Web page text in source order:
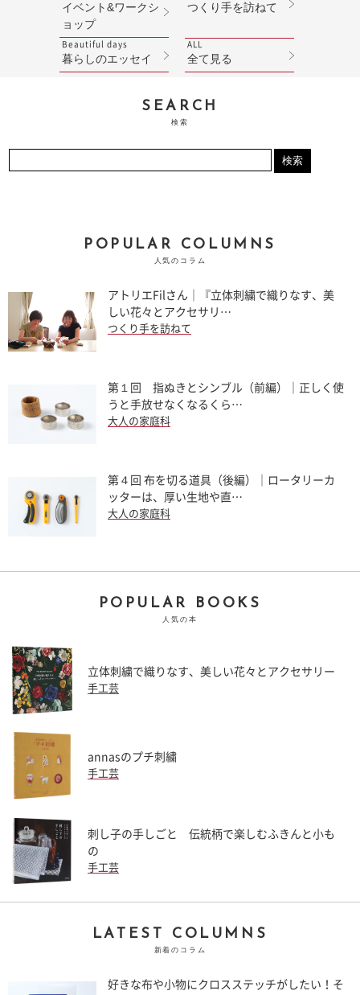
イベント&ワークシ
ョップ
つくり手を訪ねて
Beautiful days
暮らしのエッセイ
ALL
全て見る
SEARCH
検索
POPULAR COLUMNS
人気のコラム
アトリエFilさん｜『立体刺繍で織りなす、美
しい花々とアクセサリ…
つくり手を訪ねて
第１回 指ぬきとシンブル（前編）｜正しく使
うと手放せなくなるくら…
大人の家庭科
第４回 布を切る道具（後編）｜ロータリーカ
ッターは、厚い生地や直…
大人の家庭科
POPULAR BOOKS
人気の本
立体刺繍で織りなす、美しい花々とアクセサリー
手工芸
annasのプチ刺繍
手工芸
刺し子の手しごと 伝統柄で楽しむふきんと小も
の
手工芸
LATEST COLUMNS
新着のコラム
好きな布や小物にクロスステッチがしたい！そ